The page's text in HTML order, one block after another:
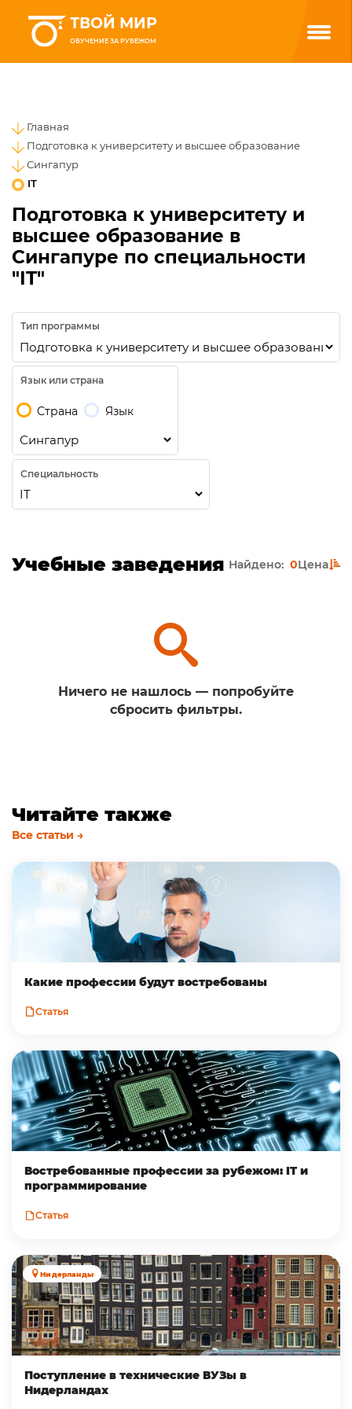
ТВОЙ МИР
ОБУЧЕНИЕ ЗА РУБЕЖОМ
Главная
Подготовка к университету и высшее образование
Сингапур
IT
Подготовка к университету и
высшее образование в
Сингапуре по специальности
"IT"
Тип программы
Язык или страна
Страна Язык
Специальность
Учебные заведения Найдено: 0Цена
Ничего не нашлось — попробуйте
сбросить фильтры.
Читайте также
Все статьи →
Какие профессии будут востребованы
Статья
Востребованные профессии за рубежом: IT и
программирование
Статья
Нидерланды
Поступление в технические ВУЗы в
Нидерландах